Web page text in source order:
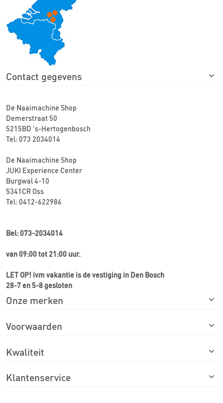
Contact gegevens
De Naaimachine Shop
Demerstraat 50
5215BD 's-Hertogenbosch
Tel: 073 2034014
De Naaimachine Shop
JUKI Experience Center
Burgwal 4-10
5341CR Oss
Tel: 0412-622986
Bel: 073-2034014
van 09:00 tot 21:00 uur.
LET OP! ivm vakantie is de vestiging in Den Bosch
28-7 en 5-8 gesloten
Onze merken
Voorwaarden
Kwaliteit
Klantenservice